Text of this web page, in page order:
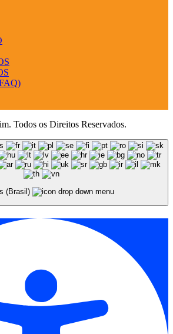
Todos os Direitos Reservados.
(Brasil)